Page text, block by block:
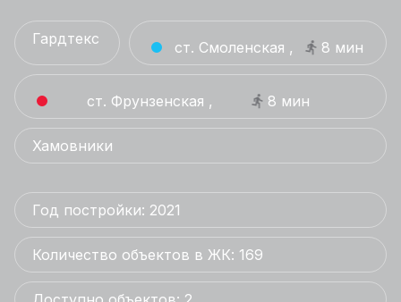
Гардтекс ст. Смоленская , 8 мин
ст. Фрунзенская , 8 мин
Хамовники
Год постройки: 2021
Количество объектов в ЖК: 169